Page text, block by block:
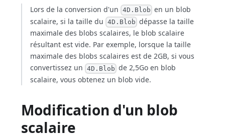
Lors de la conversion d'un 4D.Blob en un blob
scalaire, si la taille du 4D.Blob dépasse la taille
maximale des blobs scalaires, le blob scalaire
résultant est vide. Par exemple, lorsque la taille
maximale des blobs scalaires est de 2GB, si vous
convertissez un 4D.Blob de 2,5Go en blob
scalaire, vous obtenez un blob vide.
Modification d'un blob
scalaire